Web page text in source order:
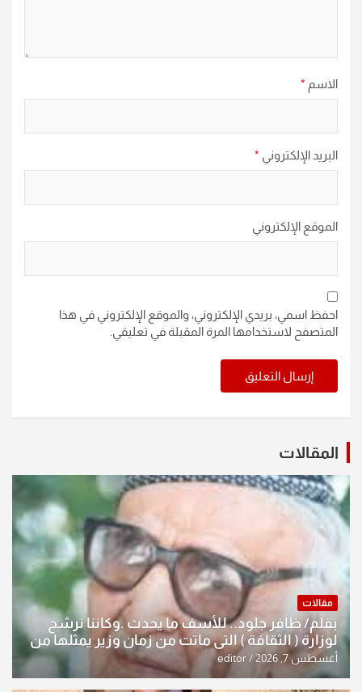
الاسم *
البريد الإلكتروني *
الموقع الإلكتروني
احفظ اسمي، بريدي الإلكتروني، والموقع الإلكتروني في هذا
المتصفح لاستخدامها المرة المقبلة في تعليقي.
المقالات
مقالات
بقلم/ ظافر جلود.. للأسف ما يحدث .وكاننا نرشح
لوزارة ( الثقافة ) التي ماتت من زمان وزير يمثلها من
النخبة والإرث العظيم للثقافة العراقية..
أغسطس 7, 2026 editor